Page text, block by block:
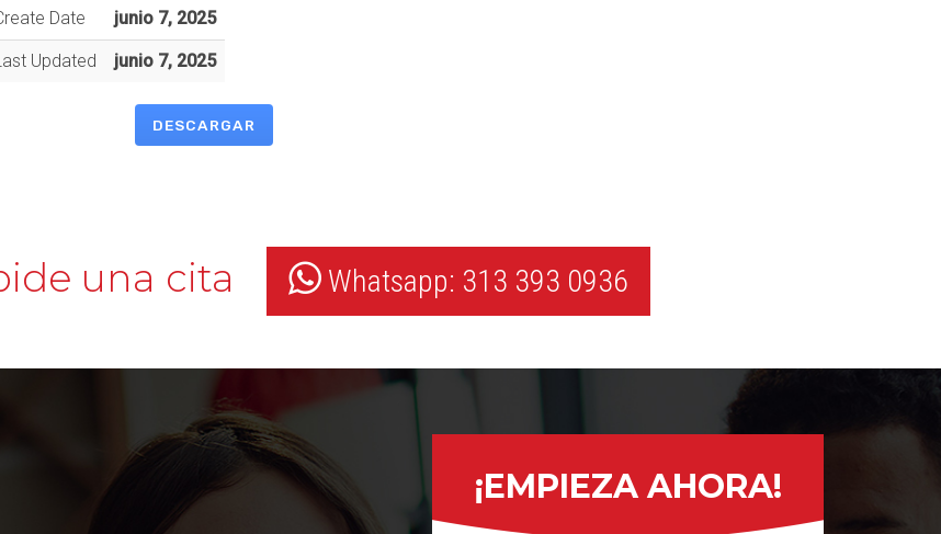
Date junio 7, 2025
Updated junio 7, 2025
DESCARGAR
una cita Whatsapp: 313 393 0936
¡EMPIEZA AHORA!